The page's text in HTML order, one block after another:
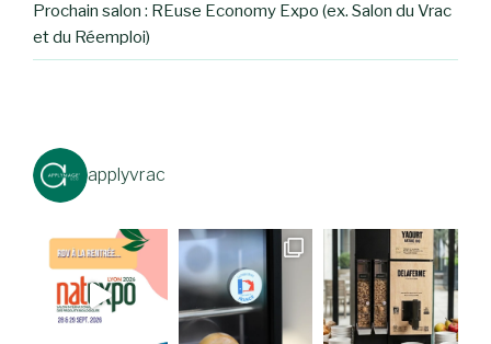
Prochain salon : REuse Economy Expo (ex. Salon du Vrac
et du Réemploi)
applyvrac